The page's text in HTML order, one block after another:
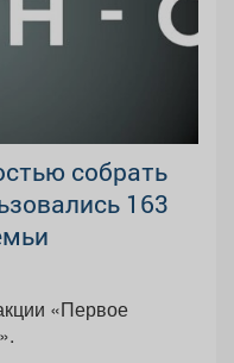
собрать
163
«Первое